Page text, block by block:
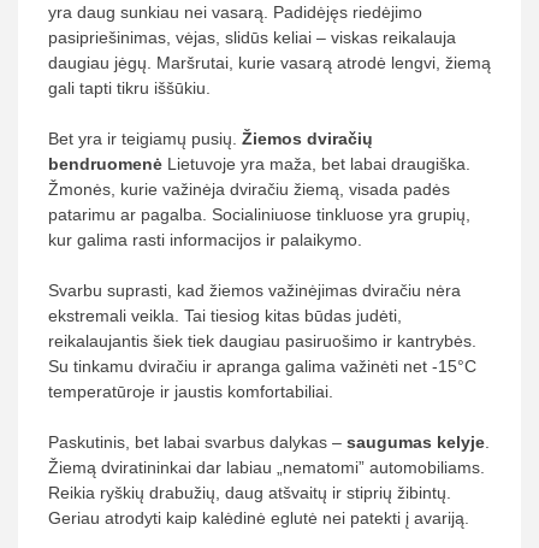
yra daug sunkiau nei vasarą. Padidėjęs riedėjimo
pasipriešinimas, vėjas, slidūs keliai – viskas reikalauja
daugiau jėgų. Maršrutai, kurie vasarą atrodė lengvi, žiemą
gali tapti tikru iššūkiu.
Bet yra ir teigiamų pusių. Žiemos dviračių
bendruomenė Lietuvoje yra maža, bet labai draugiška.
Žmonės, kurie važinėja dviračiu žiemą, visada padės
patarimu ar pagalba. Socialiniuose tinkluose yra grupių,
kur galima rasti informacijos ir palaikymo.
Svarbu suprasti, kad žiemos važinėjimas dviračiu nėra
ekstremali veikla. Tai tiesiog kitas būdas judėti,
reikalaujantis šiek tiek daugiau pasiruošimo ir kantrybės.
Su tinkamu dviračiu ir apranga galima važinėti net -15°C
temperatūroje ir jaustis komfortabiliai.
Paskutinis, bet labai svarbus dalykas – saugumas kelyje
Žiemą dviratininkai dar labiau „nematomi” automobiliams.
Reikia ryškių drabužių, daug atšvaitų ir stiprių žibintų.
Geriau atrodyti kaip kalėdinė eglutė nei patekti į avariją.